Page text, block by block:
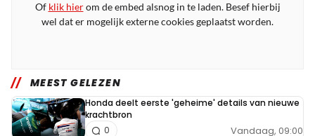
Of klik hierom de embed alsnog in te laden. Besef hierbij
wel dat er mogelijk externe cookies geplaatst worden.
MEEST GELEZEN
Honda deelt eerste 'geheime' details van nieuwe
krachtbron
Vandaag, 09:00
0